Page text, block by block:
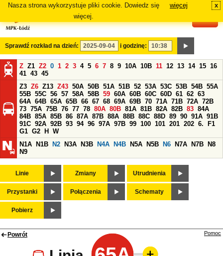
Nasza strona wykorzystuje pliki cookie. Dowiedz się
więcej.
więcej x
Sprawdź rozkład na dzień: i godzinę:
Z Z1 Z2 0 1 2 3 4 5 6 7 8 9 10A 10B 11 12 13 14 15 16
41 43 45
Z3 Z6 Z13 Z43 50A 50B 51A 51B 52 53A 53C 53B 54B 55A
55B 55C 56 57 58A 58B 59 60A 60B 60C 60D 61 62 63
64A 64B 65A 65B 66 67 68 69A 69B 70 71A 71B 72A 72B
73 75A 75B 76 77 78 80A 80B 81A 81B 82A 82B 83 84A
84B 85A 85B 86 87A 87B 88A 88B 88C 88D 89 90 91A 91B
91C 92A 92B 93 94 96 97A 97B 99 100 101 201 202 6.
F1
G1 G2 H
W
N1A
N1B N2 N3A N3B N4A N4B N5A N5B N6 N7A N7B
N8
N9
Linie Zmiany Utrudnienia
Przystanki Połączenia Schematy
Pobierz
Powrót Pomoc